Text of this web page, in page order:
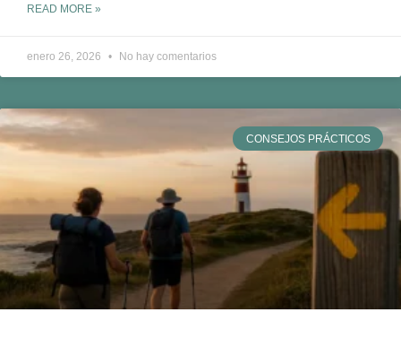
READ MORE »
enero 26, 2026 No hay comentarios
CONSEJOS PRÁCTICOS